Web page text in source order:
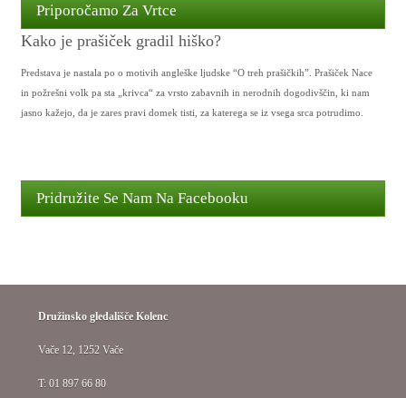
Priporočamo Za Vrtce
Kako je prašiček gradil hiško?
Predstava je nastala po o motivih angleške ljudske “O treh prašičkih”. Prašiček Nace
in požrešni volk pa sta „krivca“ za vrsto zabavnih in nerodnih dogodivščin, ki nam
jasno kažejo, da je zares pravi domek tisti, za katerega se iz vsega srca potrudimo.
Pridružite Se Nam Na Facebooku
Družinsko gledališče Kolenc
Vače 12, 1252 Vače
T: 01 897 66 80